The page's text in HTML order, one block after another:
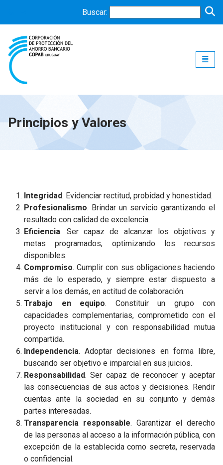
Buscar:
Principios y Valores
Integridad. Evidenciar rectitud, probidad y honestidad.
Profesionalismo. Brindar un servicio garantizando el
resultado con calidad de excelencia.
Eficiencia. Ser capaz de alcanzar los objetivos y
metas programados, optimizando los recursos
disponibles.
Compromiso. Cumplir con sus obligaciones haciendo
más de lo esperado, y siempre estar dispuesto a
servir a los demás, en actitud de colaboración.
Trabajo en equipo. Constituir un grupo con
capacidades complementarias, comprometido con el
proyecto institucional y con responsabilidad mutua
compartida.
Independencia. Adoptar decisiones en forma libre,
buscando ser objetivo e imparcial en sus juicios.
Responsabilidad. Ser capaz de reconocer y aceptar
las consecuencias de sus actos y decisiones. Rendir
cuentas ante la sociedad en su conjunto y demás
partes interesadas.
Transparencia responsable. Garantizar el derecho
de las personas al acceso a la información pública, con
excepción de la establecida como secreta, reservada
o confidencial.